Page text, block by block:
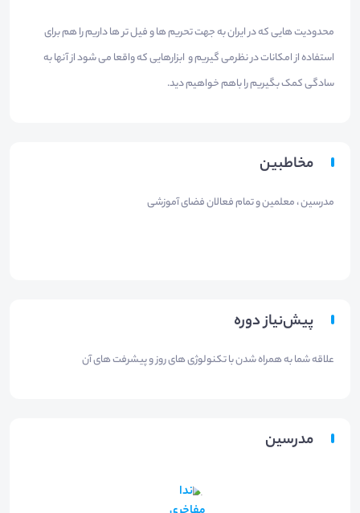
محدودیت هایی که در ایران به جهت تحریم ها و فیل تر ها داریم را هم برای
استفاده از امکانات در نظرمی گیریم و ابزارهایی که واقعا می شود از آنها به
سادگی کمک بگیریم را باهم خواهیم دید.
مخاطبین
مدرسین ، معلمین و تمام فعالان فضای آموزشی
پیش‌نیاز دوره
علاقه شما به همراه شدن با تکنولوژی های روز و پیشرفت های آن
مدرسین